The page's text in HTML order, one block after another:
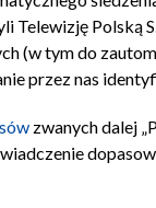
Polską
(w tym do
przez nas
zwanych dalej